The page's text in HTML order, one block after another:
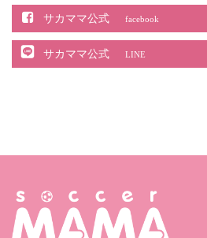
サカママ公式 facebook
サカママ公式 LINE